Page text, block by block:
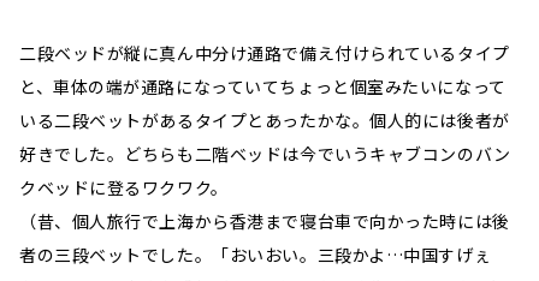
二段ベッドが縦に真ん中分け通路で備え付けられているタイプ
と、車体の端が通路になっていてちょっと個室みたいになって
いる二段ベットがあるタイプとあったかな。個人的には後者が
好きでした。どちらも二階ベッドは今でいうキャブコンのバン
クベッドに登るワクワク。
（昔、個人旅行で上海から香港まで寝台車で向かった時には後
者の三段ベットでした。「おいおい。三段かよ…中国すげぇ